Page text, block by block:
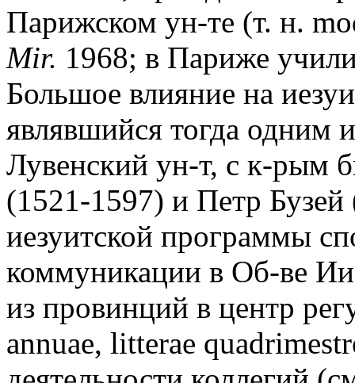
Парижском ун-те (т. н.
Mir. 1968; в Париже
Большое влияние на
являвшийся тогда одним
Лувенский ун-т, с к-рым
(1521-1597) и Петр
иезуитской программы
коммуникации в Об-ве
из провинций в центр
annuae, litterae